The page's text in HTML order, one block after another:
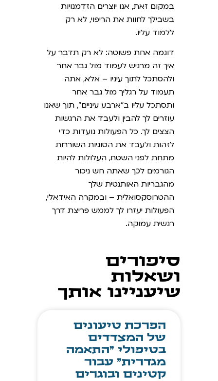
במקום זאת, אנו יוצרים הזדמנויות
בשבילך לחוות את הריפוי, לא רק
ללמוד עליו.
דוגמה אחת פשוטה: לא רק תדבר על
איך זה מרגיש לעמוד מול גבר אחר
ולהסתכל לתוך עיניו – אלא, אתה
תעמוד על רגליך מול גבר אחר
ותסתכל עליו ב"ארבע עיניים", תוך שאנו
עוזרים לך להבין ולעבד את הרגשות
הצצים לך. כל הפעולות נועדות כדי
לזהות ולעבד את הסוגיות השוררות
מתחת לפני השטח, העלולות להיות
הגורמים לכך שאתה חש ניכור
מהגבריות האותנטית שלך
ההטרוסקסואלית – ובמקרה האידאלי,
הפעולות יעזרו לך לממש פריצת דרך
רגשית עמוקה.
סיפורים
ושאלות
שיעניינו אותך
הפרכת טיעונים
של המצדדים
בטיפולי "התאמה
מגדרית" עבור
קטינים ובוגרים